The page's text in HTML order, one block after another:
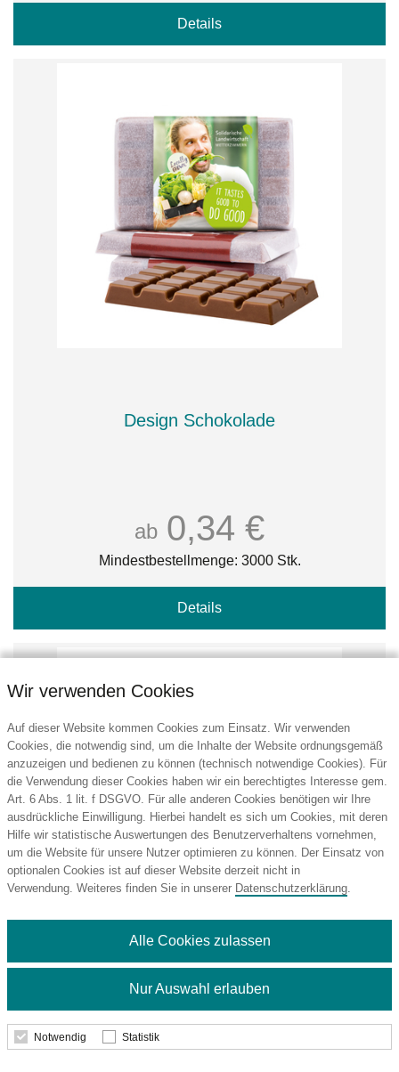
Details
Design Schokolade
ab 0,34 €
Mindestbestellmenge: 3000 Stk.
Details
Weihnachtsmischung
Trolli
Wir verwenden Cookies
Auf dieser Website kommen Cookies zum Einsatz. Wir verwenden
Cookies, die notwendig sind, um die Inhalte der Website ordnungsgemäß
anzuzeigen und bedienen zu können (technisch notwendige Cookies). Für
die Verwendung dieser Cookies haben wir ein berechtigtes Interesse gem.
Art. 6 Abs. 1 lit. f DSGVO. Für alle anderen Cookies benötigen wir Ihre
ausdrückliche Einwilligung. Hierbei handelt es sich um Cookies, mit deren
Hilfe wir statistische Auswertungen des Benutzerverhaltens vornehmen,
um die Website für unsere Nutzer optimieren zu können. Der Einsatz von
optionalen Cookies ist auf dieser Website derzeit nicht in
Verwendung. Weiteres finden Sie in unserer Datenschutzerklärung.
Nur Auswahl erlauben
Alle Cookies zulassen
Notwendig Statistik